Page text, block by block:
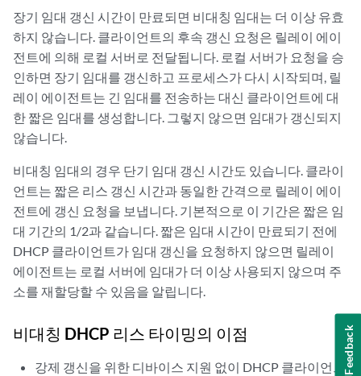
장기 임대 갱신 시간이 만료되면 비대칭 임대는 더 이상 유효
하지 않습니다. 클라이언트의 후속 갱신 요청은 릴레이 에이
전트에 의해 로컬 서버로 전달됩니다. 로컬 서버가 요청을 승
인하면 장기 임대를 갱신하고 프로세스가 다시 시작되며, 릴
레이 에이전트는 긴 임대를 전송하는 대신 클라이언트에 대
한 짧은 임대를 생성합니다. 그렇지 않으면 임대가 갱신되지
않습니다.
비대칭 임대의 경우 단기 임대 갱신 시간도 있습니다. 클라이
언트는 짧은 리스 갱신 시간과 동일한 간격으로 릴레이 에이
전트에 갱신 요청을 보냅니다. 기본적으로 이 기간은 짧은 임
대 기간의 1/2과 같습니다. 짧은 임대 시간이 만료되기 전에
DHCP 클라이언트가 임대 갱신을 요청하지 않으면 릴레이
에이전트는 로컬 서버에 임대가 더 이상 사용되지 않으며 주
소를 재할당할 수 있음을 알립니다.
비대칭 DHCP 리스 타이밍의 이점
강제 갱신을 위한 디바이스 지원 없이 DHCP 클라이언트Feedback